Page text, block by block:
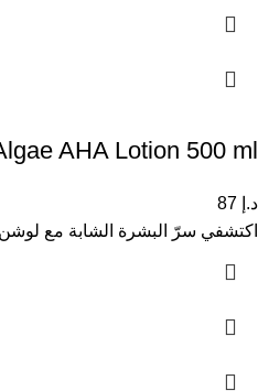
AHA Lotion 500 ml
د.إ
اكتشفي سرّ البشرة الشابة مع لوشن